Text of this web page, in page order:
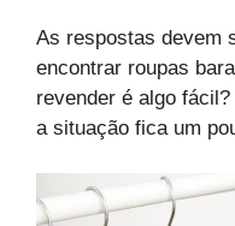
As respostas devem
encontrar roupas
revender é algo
a situação fica um